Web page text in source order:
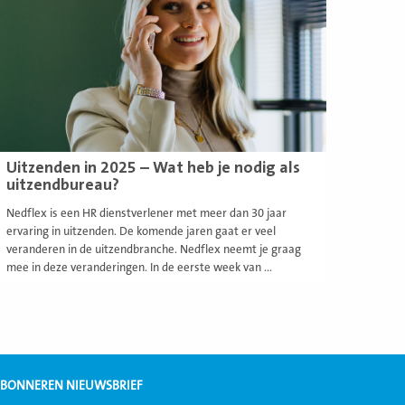
Uitzenden in 2025 – Wat heb je nodig als
uitzendbureau?
Nedflex is een HR dienstverlener met meer dan 30 jaar
ervaring in uitzenden. De komende jaren gaat er veel
veranderen in de uitzendbranche. Nedflex neemt je graag
mee in deze veranderingen. In de eerste week van ...
NIEUWSBRIEF